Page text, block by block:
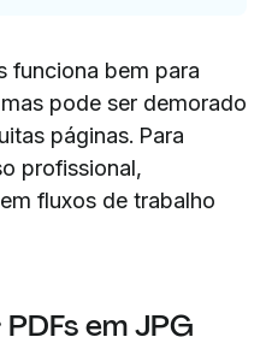
funciona bem para
pode ser demorado
páginas. Para
profissional,
fluxos de trabalho
em JPG